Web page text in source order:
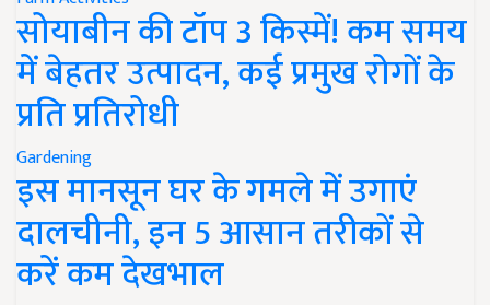
सोयाबीन की टॉप 3 किस्में! कम समय
में बेहतर उत्पादन, कई प्रमुख रोगों के
प्रति प्रतिरोधी
Gardening
इस मानसून घर के गमले में उगाएं
दालचीनी, इन 5 आसान तरीकों से
करें कम देखभाल